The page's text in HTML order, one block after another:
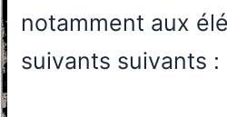
notamment aux
suivants suivants :